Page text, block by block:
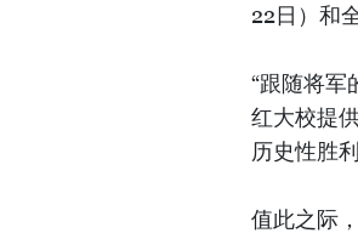
22日）和
“跟随将军
红大校提
历史性胜
值此之际